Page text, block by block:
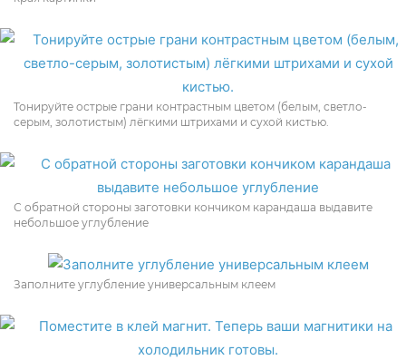
Тонируйте острые грани контрастным цветом (белым, светло-
серым, золотистым) лёгкими штрихами и сухой кистью.
С обратной стороны заготовки кончиком карандаша выдавите
небольшое углубление
Заполните углубление универсальным клеем